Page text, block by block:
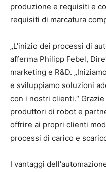
produzione e requisiti e
requisiti di marcatura
„L'inizio dei processi di
afferma Philipp Febel,
marketing e R&D.
e sviluppiamo soluzioni
con i nostri clienti.“
produttori di robot e
offrire ai propri clienti
processi di carico e
I vantaggi